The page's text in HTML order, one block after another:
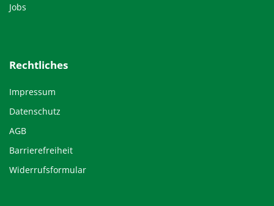
Jobs
Rechtliches
Impressum
Datenschutz
AGB
Barrierefreiheit
Widerrufsformular